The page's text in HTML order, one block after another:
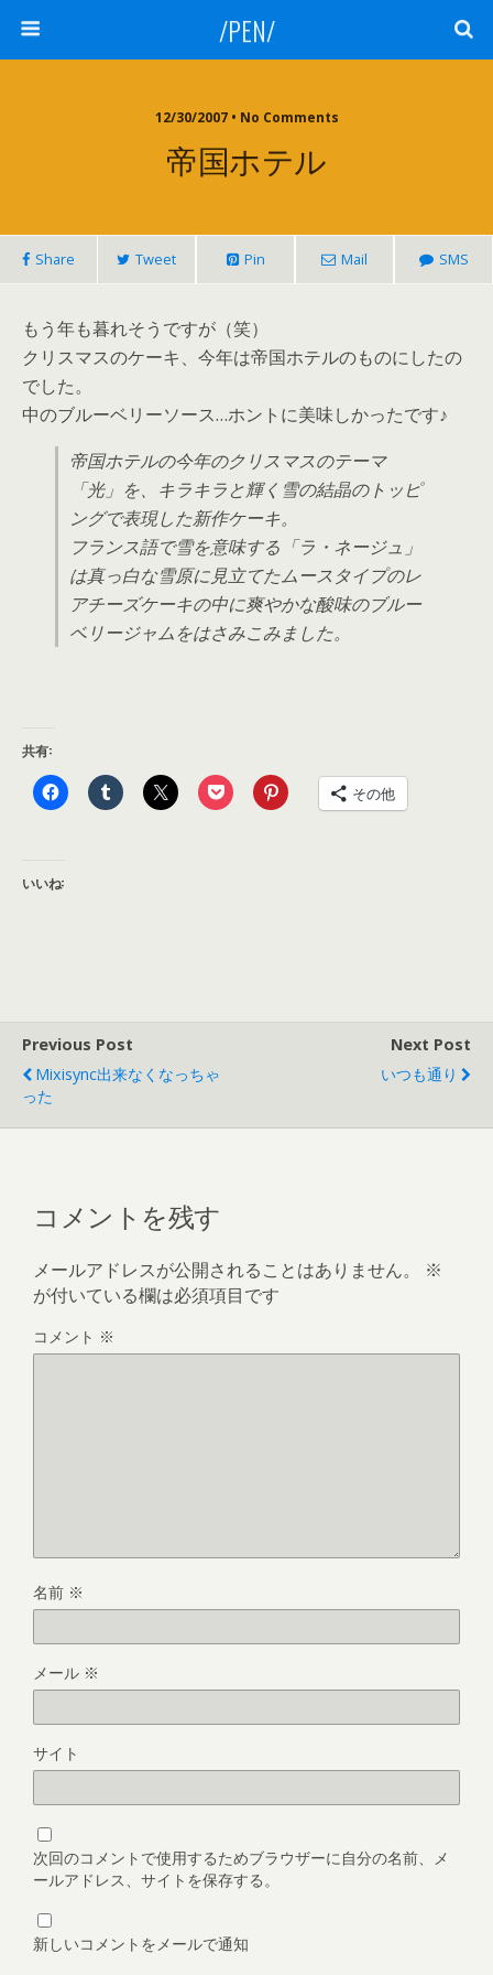
/PEN/
12/30/2007 • No Comments
帝国ホテル
Share Tweet Pin Mail SMS
もう年も暮れそうですが（笑）
クリスマスのケーキ、今年は帝国ホテルのものにしたの
でした。
中のブルーベリーソース…ホントに美味しかったです♪
帝国ホテルの今年のクリスマスのテーマ
「光」を、キラキラと輝く雪の結晶のトッピ
ングで表現した新作ケーキ。
フランス語で雪を意味する「ラ・ネージュ」
は真っ白な雪原に見立てたムースタイプのレ
アチーズケーキの中に爽やかな酸味のブルー
ベリージャムをはさみこみました。
共有:
その他
いいね:
Previous Post
Mixisync出来なくなっちゃ
った
Next Post
いつも通り
コメントを残す
メールアドレスが公開されることはありません。
※
が付いている欄は必須項目です
コメント ※
名前 ※
メール ※
サイト
次回のコメントで使用するためブラウザーに自分の名前、メ
ールアドレス、サイトを保存する。
新しいコメントをメールで通知